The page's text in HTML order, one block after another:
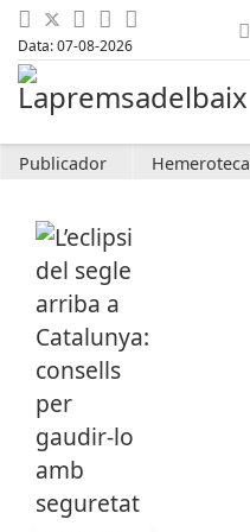
Data: 07-08-2026
Publicador Hemeroteca